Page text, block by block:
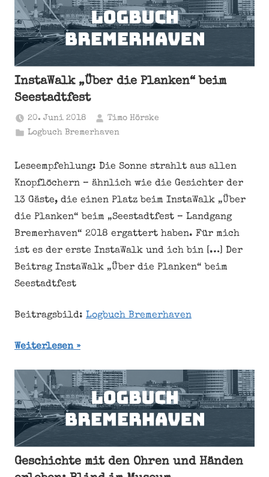
InstaWalk „Über die Planken“ beim
Seestadtfest
20. Juni 2018
Timo Hörske
Logbuch Bremerhaven
Leseempfehlung: Die Sonne strahlt aus allen
Knopflöchern – ähnlich wie die Gesichter der
13 Gäste, die einen Platz beim InstaWalk „Über
die Planken“ beim „Seestadtfest – Landgang
Bremerhaven“ 2018 ergattert haben. Für mich
ist es der erste InstaWalk und ich bin […] Der
Beitrag InstaWalk „Über die Planken“ beim
Seestadtfest
Beitragsbild: Logbuch Bremerhaven
Weiterlesen
Geschichte mit den Ohren und Händen